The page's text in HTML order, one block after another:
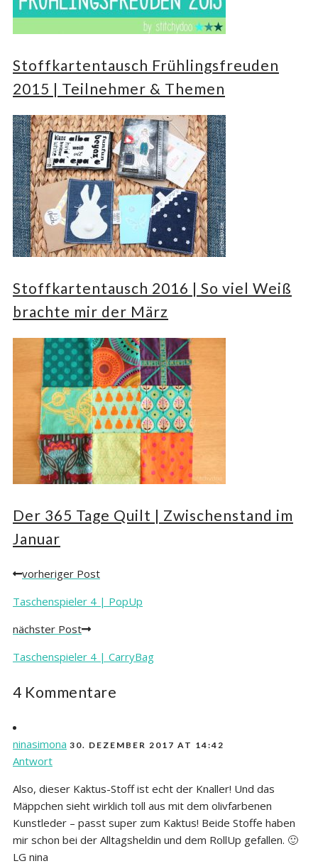
Stoffkartentausch Frühlingsfreuden
2015 | Teilnehmer & Themen
Stoffkartentausch 2016 | So viel Weiß
brachte mir der März
Der 365 Tage Quilt | Zwischenstand im
Januar
Posts
navigation
vorheriger Post
Taschenspieler 4 | PopUp
nächster Post
Taschenspieler 4 | CarryBag
4 Kommentare
ninasimona 30. DEZEMBER 2017 AT 14:42
Antwort
Also, dieser Kaktus-Stoff ist echt der Knaller! Und das
Mäppchen sieht wirklich toll aus mit dem olivfarbenen
Kunstleder – passt super zum Kaktus! Beide Stoffe haben
mir schon bei der Alltagsheldin und dem RollUp gefallen. 🙂
LG nina